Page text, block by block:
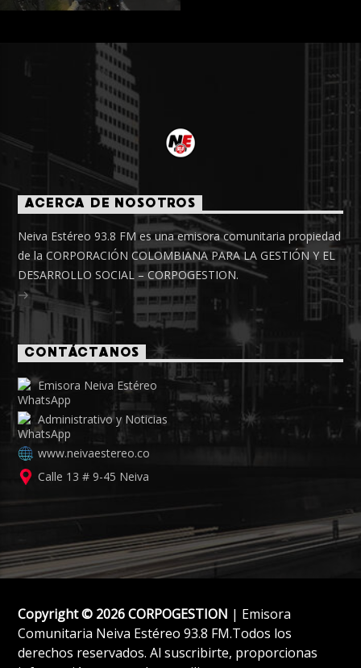
ACERCA DE NOSOTROS
Neiva Estéreo 93.8 FM es una emisora comunitaria propiedad
de la CORPORACIÓN COLOMBIANA PARA LA GESTIÓN Y EL
DESARROLLO SOCIAL – CORPOGESTION.
CONTÁCTANOS
Emisora Neiva Estéreo
Administrativo y Noticias
www.neivaestereo.co
Calle 13 # 9-45 Neiva
Copyright © 2026 CORPOGESTION | Emisora
Comunitaria Neiva Estéreo 93.8 FM.Todos los
derechos reservados. Al suscribirte, proporcionas